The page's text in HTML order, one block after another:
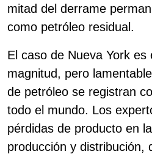
mitad del derrame
como petróleo residual.
El caso de Nueva York
magnitud, pero
de petróleo se registran
todo el mundo. Los
pérdidas de producto en
producción y distribución,